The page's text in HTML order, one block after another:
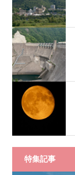
特集記事